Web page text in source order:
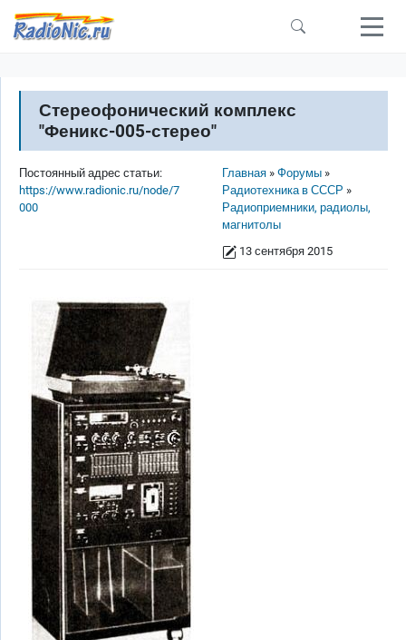
Перейти к основному содержанию
Стереофонический комплекс
"Феникс-005-стерео"
Строка навигации
Главная
Форумы
Радиотехника в СССР
Радиоприемники, радиолы,
магнитолы
13 сентября 2015
Постоянный адрес статьи:
https://www.radionic.ru/node/7
000